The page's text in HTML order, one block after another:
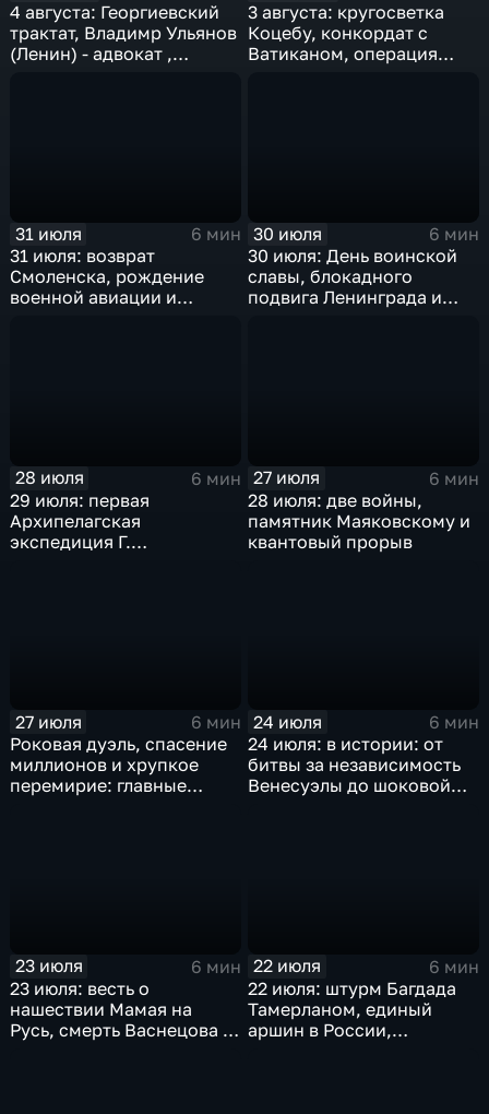
4 августа: Георгиевский
трактат, Владимр Ульянов
(Ленин) - адвокат ,
3 августа: кругосветка
Коцебу, конкордат с
Ватиканом, операция
31 июля
6 мин
31 июля: возврат
Смоленска, рождение
военной авиации и
30 июля
6 мин
30 июля: День воинской
славы, блокадного
подвига Ленинграда и
28 июля
6 мин
29 июля: первая
Архипелагская
экспедиция Г.
27 июля
6 мин
28 июля: две войны,
памятник Маяковскому и
квантовый прорыв
27 июля
6 мин
Роковая дуэль, спасение
миллионов и хрупкое
перемирие: главные
24 июля
6 мин
24 июля: в истории: от
битвы за независимость
Венесуэлы до шоковой
23 июля
6 мин
23 июля: весть о
нашествии Мамая на
Русь, смерть Васнецова и
22 июля
6 мин
22 июля: штурм Багдада
Тамерланом, единый
аршин в России,